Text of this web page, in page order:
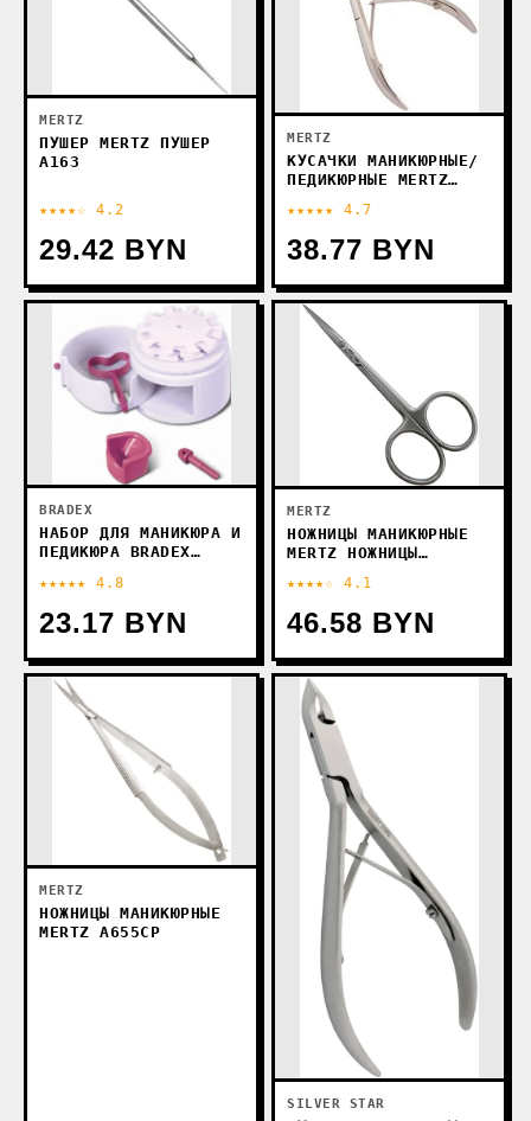
MERTZ
ПУШЕР MERTZ ПУШЕР
A163
★★★★☆ 4.2
29.42 BYN
MERTZ
КУСАЧКИ МАНИКЮРНЫЕ/
ПЕДИКЮРНЫЕ MERTZ
MRZ A1560
★★★★★ 4.7
38.77 BYN
BRADEX
НАБОР ДЛЯ МАНИКЮРА И
ПЕДИКЮРА BRADEX
★★★★★ 4.8
23.17 BYN
MERTZ
НОЖНИЦЫ МАНИКЮРНЫЕ
MERTZ НОЖНИЦЫ
★★★★☆ 4.1
46.58 BYN
MERTZ
НОЖНИЦЫ МАНИКЮРНЫЕ
MERTZ A655СP
SILVER STAR